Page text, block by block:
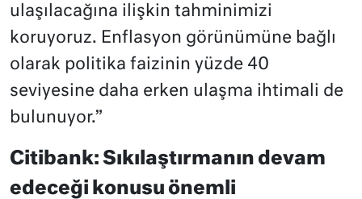
ulaşılacağına ilişkin tahminimizi
koruyoruz. Enflasyon görünümüne bağlı
olarak politika faizinin yüzde 40
seviyesine daha erken ulaşma ihtimali de
bulunuyor.”
Citibank: Sıkılaştırmanın devam
edeceği konusu önemli